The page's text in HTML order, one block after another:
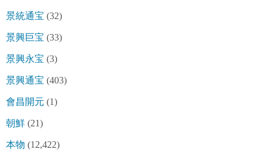
景統通宝 (32)
景興巨宝 (33)
景興永宝 (3)
景興通宝 (403)
會昌開元 (1)
朝鮮 (21)
本物 (12,422)